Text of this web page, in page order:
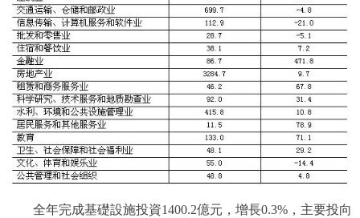
全年完成基礎設施投資1400.2億元，增長0.3%，主要投向